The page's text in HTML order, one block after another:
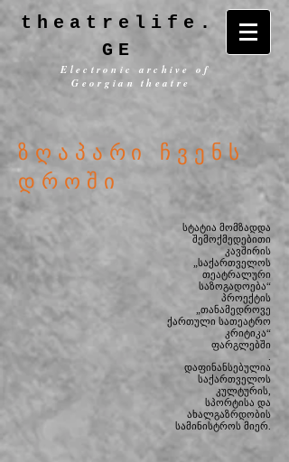
theatrelife.
GE
Electronic archive of
Georgian theatre
ზღაპარი ჩვენს
დროში
სტატია მომზადდა
შემოქმედებითი
კავშირის
„საქართველოს
თეატრალური
საზოგადოება“
პროექტის
„თანამედროვე
ქართული სათეატრო
კრიტიკა“
ფარგლებში
დაფინანსებულია
საქართველოს
კულტურის,
სპორტისა და
ახალგაზრდობის
სამინისტროს მიერ.